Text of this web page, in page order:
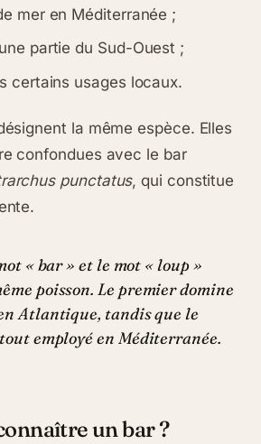
mer en Méditerranée ;
partie du Sud-Ouest ;
certains usages locaux.
la même espèce. Elles
confondues avec le bar
punctatus, qui constitue
« bar » et le mot « loup »
poisson. Le premier domine
Atlantique, tandis que le
employé en Méditerranée.
un bar ?